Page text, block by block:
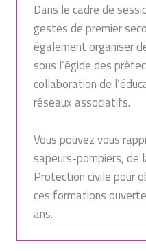
Dans le cadre de
gestes de premier
également organiser
sous l’égide des
collaboration de
réseaux associatifs.
Vous pouvez vous
sapeurs-pompiers, de
Protection civile pour
ces formations
ans.